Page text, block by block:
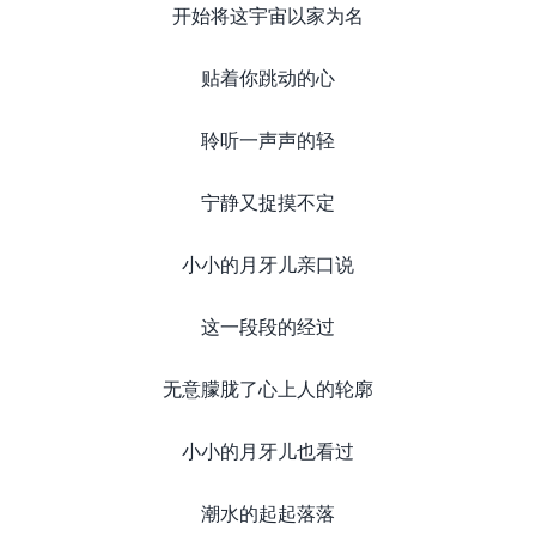
开始将这宇宙以家为名
贴着你跳动的心
聆听一声声的轻
宁静又捉摸不定
小小的月牙儿亲口说
这一段段的经过
无意朦胧了心上人的轮廓
小小的月牙儿也看过
潮水的起起落落